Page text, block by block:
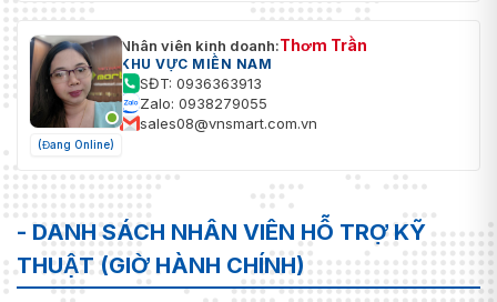
(Đang Online)
Nhân viên kinh doanh:Thơm Trần
KHU VỰC MIỀN NAM
SĐT: 0936363913
Zalo: 0938279055
sales08@vnsmart.com.vn
- DANH SÁCH NHÂN VIÊN HỖ TRỢ KỸ
THUẬT (GIỜ HÀNH CHÍNH)